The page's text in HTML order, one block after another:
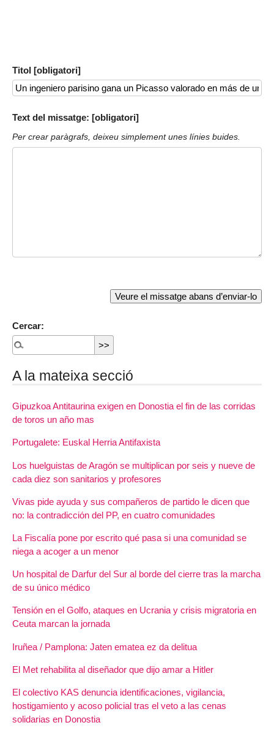
Titol [obligatori]
Text del missatge: [obligatori]
Per crear paràgrafs, deixeu simplement unes línies buides.
Cercar:
A la mateixa secció
Gipuzkoa Antitaurina exigen en Donostia el fin de las corridas
de toros un año mas
Portugalete: Euskal Herria Antifaxista
Los huelguistas de Aragón se multiplican por seis y nueve de
cada diez son sanitarios y profesores
Vivas pide ayuda y sus compañeros de partido le dicen que
no: la contradicción del PP, en cuatro comunidades
La Fiscalía pone por escrito qué pasa si una comunidad se
niega a acoger a un menor
Un hospital de Darfur del Sur al borde del cierre tras la marcha
de su único médico
Tensión en el Golfo, ataques en Ucrania y crisis migratoria en
Ceuta marcan la jornada
Iruñea / Pamplona: Jaten ematea ez da delitua
El Met rehabilita al diseñador que dijo amar a Hitler
El colectivo KAS denuncia identificaciones, vigilancia,
hostigamiento y acoso policial tras el veto a las cenas
solidarias en Donostia